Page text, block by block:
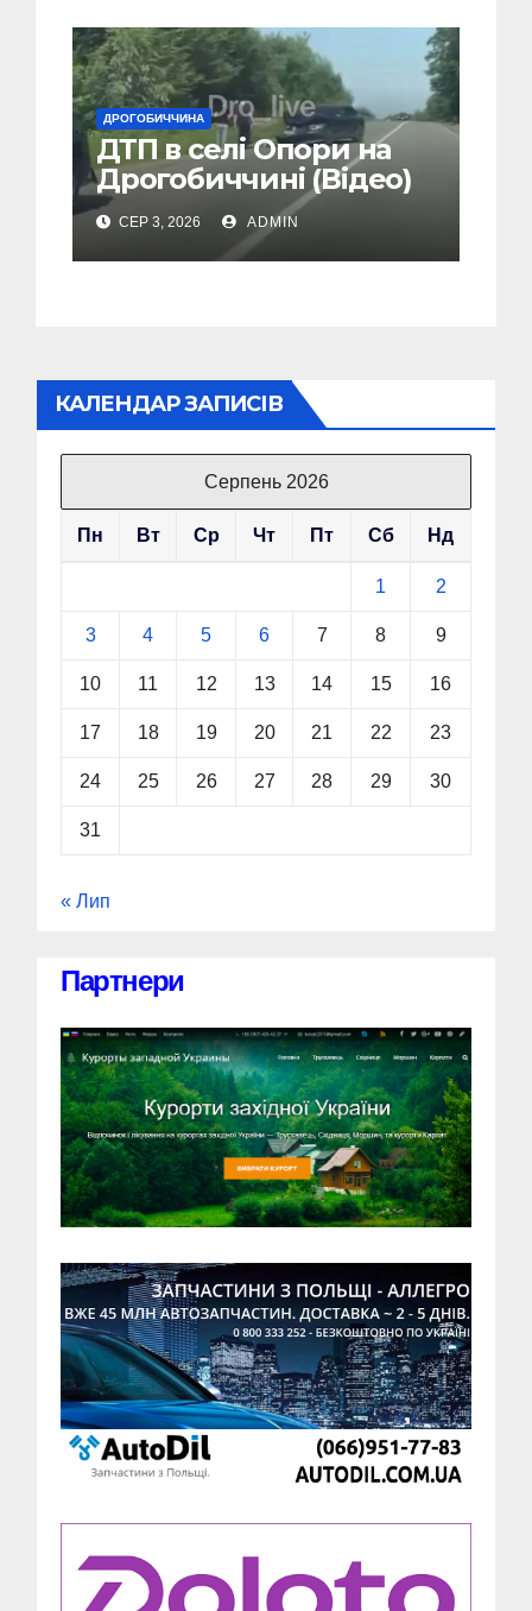
ДРОГОБИЧЧИНА
ДТП в селі Опори на
Дрогобиччині (Відео)
СЕР 3, 2026 ADMIN
КАЛЕНДАР ЗАПИСІВ
Серпень 2026
Пн Вт Ср Чт Пт Сб Нд
1 2
3 4 5 6 7 8 9
10 11 12 13 14 15 16
17 18 19 20 21 22 23
24 25 26 27 28 29 30
31
« Лип
Партнери